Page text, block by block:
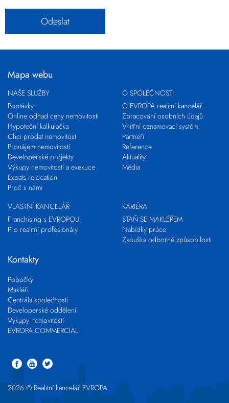
Mapa webu
NAŠE SLUŽBY
Poptávky
Online odhad ceny nemovitosti
Hypoteční kalkulačka
Chci prodat nemovitost
Pronájem nemovitostí
Developerské projekty
Výkupy nemovitostí a exekuce
Expats relocation
Proč s námi
O SPOLEČNOSTI
O EVROPA realitní kancelář
Zpracování osobních údajů
Vnitřní oznamovací systém
Partneři
Reference
Aktuality
Média
VLASTNÍ KANCELÁŘ
Franchising s EVROPOU
Pro realitní profesionály
KARIÉRA
STAŇ SE MAKLÉŘEM
Nabídky práce
Zkouška odborné způsobilosti
Kontakty
Pobočky
Makléři
Centrála společnosti
Developerské oddělení
Výkupy nemovitostí
EVROPA COMMERCIAL
2026 © Realitní kancelář EVROPA